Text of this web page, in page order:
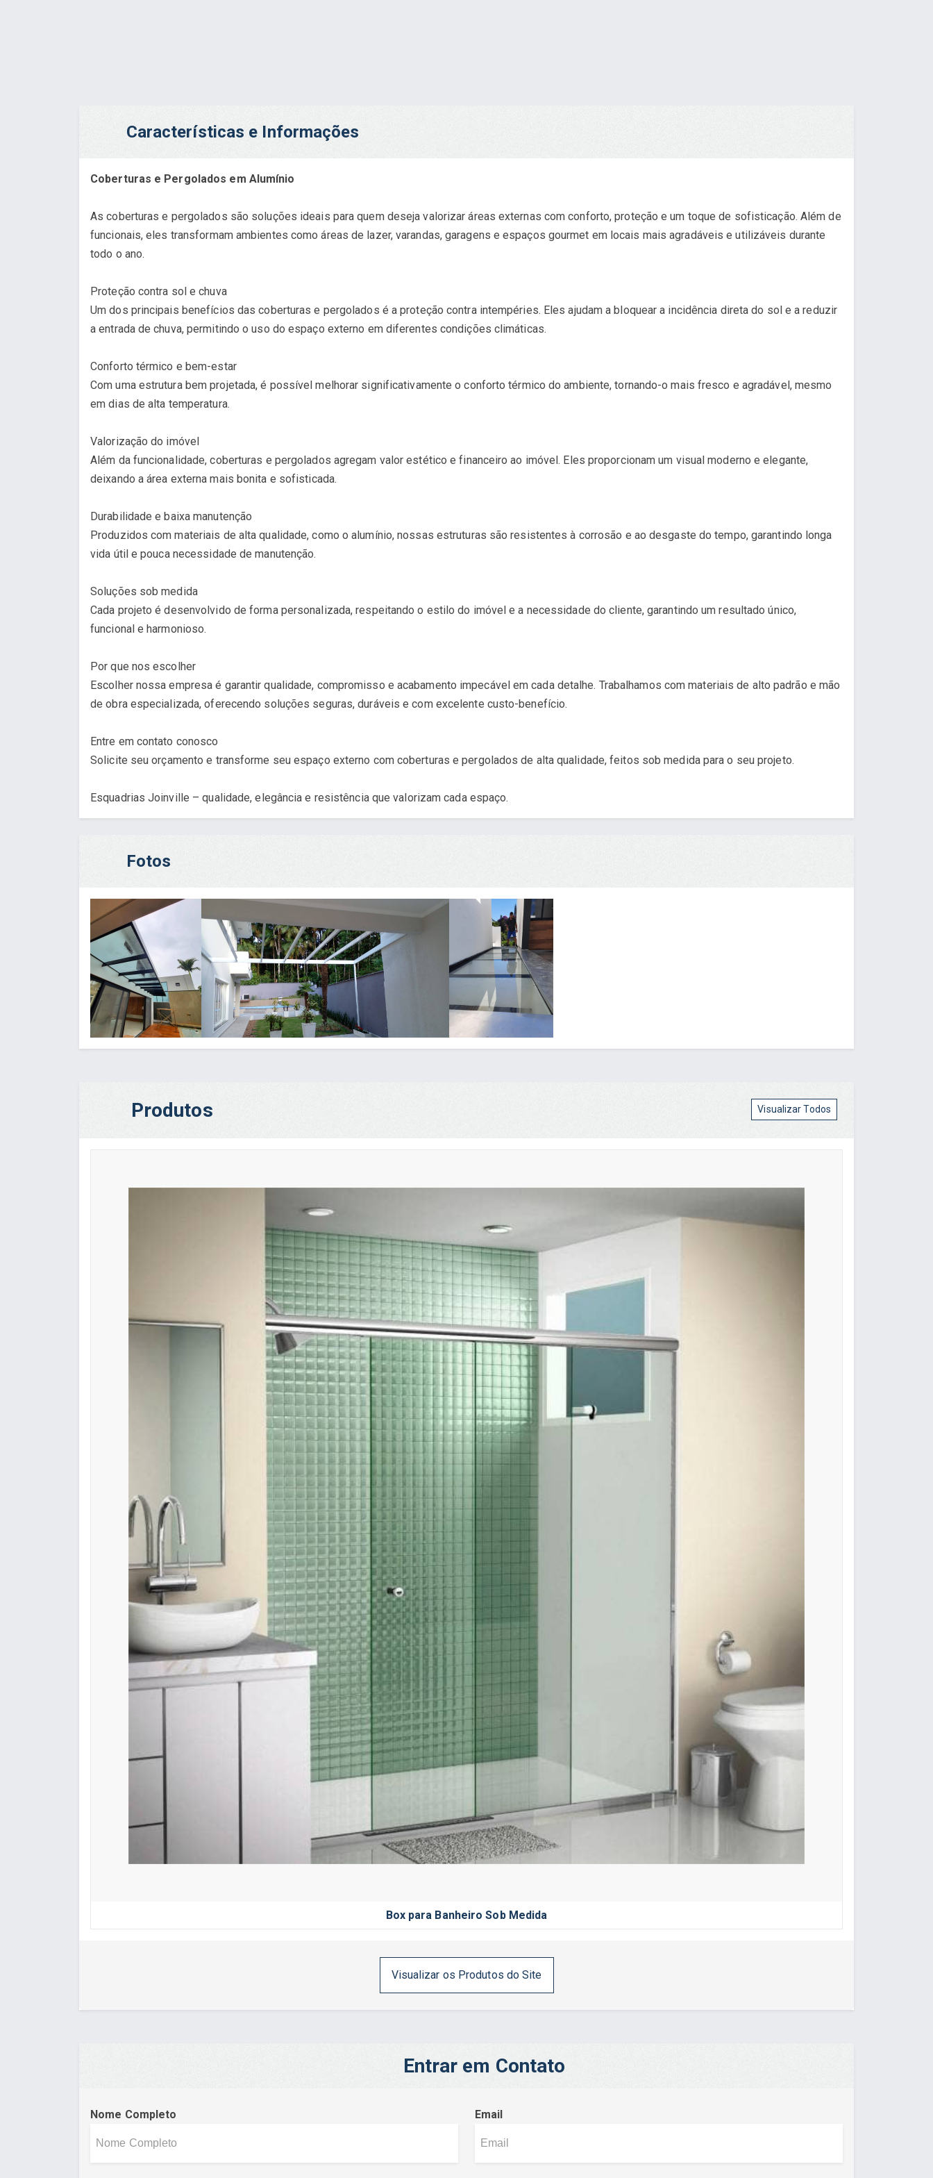
Características e Informações
Coberturas e Pergolados em Alumínio
As coberturas e pergolados são soluções ideais para quem deseja valorizar áreas externas com conforto, proteção e um toque de sofisticação. Além de
funcionais, eles transformam ambientes como áreas de lazer, varandas, garagens e espaços gourmet em locais mais agradáveis e utilizáveis durante
todo o ano.
Proteção contra sol e chuva
Um dos principais benefícios das coberturas e pergolados é a proteção contra intempéries. Eles ajudam a bloquear a incidência direta do sol e a reduzir
a entrada de chuva, permitindo o uso do espaço externo em diferentes condições climáticas.
Conforto térmico e bem-estar
Com uma estrutura bem projetada, é possível melhorar significativamente o conforto térmico do ambiente, tornando-o mais fresco e agradável, mesmo
em dias de alta temperatura.
Valorização do imóvel
Além da funcionalidade, coberturas e pergolados agregam valor estético e financeiro ao imóvel. Eles proporcionam um visual moderno e elegante,
deixando a área externa mais bonita e sofisticada.
Durabilidade e baixa manutenção
Produzidos com materiais de alta qualidade, como o alumínio, nossas estruturas são resistentes à corrosão e ao desgaste do tempo, garantindo longa
vida útil e pouca necessidade de manutenção.
Soluções sob medida
Cada projeto é desenvolvido de forma personalizada, respeitando o estilo do imóvel e a necessidade do cliente, garantindo um resultado único,
funcional e harmonioso.
Por que nos escolher
Escolher nossa empresa é garantir qualidade, compromisso e acabamento impecável em cada detalhe. Trabalhamos com materiais de alto padrão e mão
de obra especializada, oferecendo soluções seguras, duráveis e com excelente custo-benefício.
Entre em contato conosco
Solicite seu orçamento e transforme seu espaço externo com coberturas e pergolados de alta qualidade, feitos sob medida para o seu projeto.
Esquadrias Joinville – qualidade, elegância e resistência que valorizam cada espaço.
Fotos
Produtos Visualizar Todos
Box para Banheiro Sob Medida
Visualizar os Produtos do Site
Entrar em Contato
Nome Completo Email